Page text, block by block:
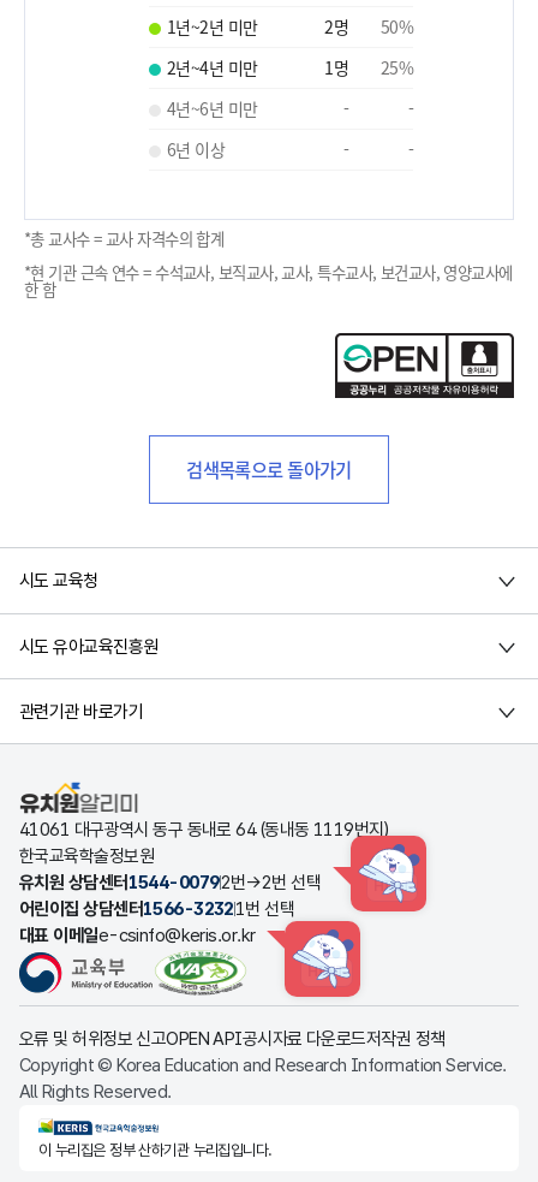
1년~2년 미만
2명 50%
2년~4년 미만
1명 25%
4년~6년 미만
-
-
6년 이상
- -
*총 교사수 = 교사 자격수의 합계
*현 기관 근속 연수 = 수석교사, 보직교사, 교사, 특수교사, 보건교사, 영양교사에
한 함
검색목록으로 돌아가기
시도 교육청
시도 유아교육진흥원
관련기관 바로가기
유치원알리미
41061 대구광역시 동구 동내로 64 (동내동 1119번지)
한국교육학술정보원
유치원 상담센터 1544-00792번→2번 선택 HINT
어린이집 상담센터1566-32321번 선택
대표 이메일e-csinfo@keris.or.kr
HINT
오류 및 허위정보 신고OPEN API공시자료 다운로드저작권 정책
Copyright © Korea Education and Research Information Service.
All Rights Reserved.
KERIS한국교육학술정보원
이 누리집은 정부 산하기관 누리집입니다.